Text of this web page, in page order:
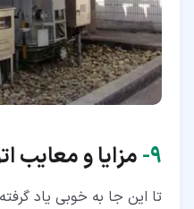
۹‏- مزایا و معایب
تا این جا به خوبی یاد